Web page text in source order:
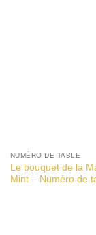
NUMÉRO DE TABLE
Le bouquet de la
Mint – Numéro de